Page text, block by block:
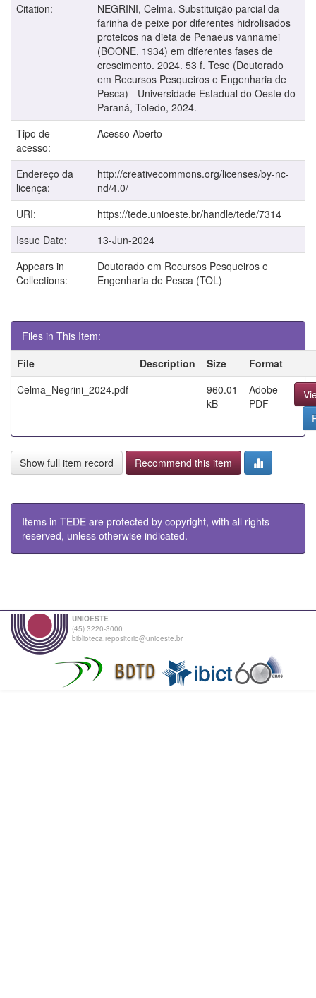
Citation:
NEGRINI, Celma. Substituição parcial da
farinha de peixe por diferentes hidrolisados
proteicos na dieta de Penaeus vannamei
(BOONE, 1934) em diferentes fases de
crescimento. 2024. 53 f. Tese (Doutorado
em Recursos Pesqueiros e Engenharia de
Pesca) - Universidade Estadual do Oeste do
Paraná, Toledo, 2024.
Tipo de
acesso:
Acesso Aberto
Endereço da
licença:
http://creativecommons.org/licenses/by-nc-
nd/4.0/
URI:
https://tede.unioeste.br/handle/tede/7314
Issue Date:
13-Jun-2024
Appears in
Collections:
Doutorado em Recursos Pesqueiros e
Engenharia de Pesca (TOL)
Files in This Item:
File
Description Size
Format
Celma_Negrini_2024.pdf
960.01
kB
Adobe
PDF
Show full item record Recommend this item
Items in TEDE are protected by copyright, with all rights
reserved, unless otherwise indicated.
UNIOESTE
(45) 3220-3000
biblioteca.repositorio@unioeste.br